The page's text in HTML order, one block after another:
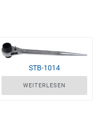
STB-1014
WEITERLESEN